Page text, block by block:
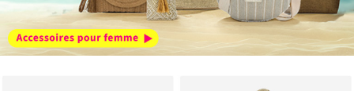
avec d'autres informations que vous leur avez fournies
ou qu'ils ont collectées lors de votre utilisation de leurs
services.